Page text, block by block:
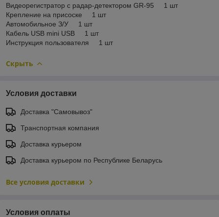
Видеорегистратор с радар-детектором GR-95 1 шт
Крепление на присоске 1 шт
Автомобильное З/У 1 шт
Кабель USB mini USB 1 шт
Инструкция пользователя 1 шт
Скрыть
Условия доставки
Доставка "Самовывоз"
Транспортная компания
Доставка курьером
Доставка курьером по Республике Беларусь
Все условия доставки
Условия оплаты